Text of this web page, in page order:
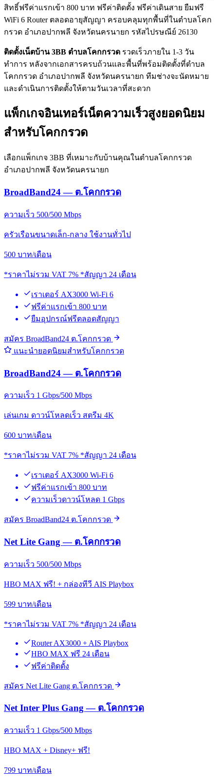
สิทธิ์ฟรีค่าแรกเข้า 800 บาท ฟรีค่าติดตั้ง ฟรีค่าเดินสาย ยืมฟรี
WiFi 6 Router ตลอดอายุสัญญา ครอบคลุมทุกพื้นที่ในตำบลโคก
กรวด อำเภอปากพลี จังหวัดนครนายก รหัสไปรษณีย์ 26130
ติดตั้งเน็ตบ้าน 3BB ตำบลโคกกรวด รวดเร็วภายใน 1-3 วัน
ทำการ หลังจากเอกสารครบถ้วนและพื้นที่พร้อมติดตั้งที่ตำบล
โคกกรวด อำเภอปากพลี จังหวัดนครนายก ทีมช่างจะนัดหมาย
และดำเนินการติดตั้งให้ตามวันเวลาที่สะดวก
แพ็กเกจอินเทอร์เน็ตความเร็วสูงยอดนิยม
สำหรับโคกกรวด
เลือกแพ็กเกจ 3BB ที่เหมาะกับบ้านคุณในตำบลโคกกรวด
อำเภอปากพลี จังหวัดนครนายก
BroadBand24 — ต.โคกกรวด
ความเร็ว 500/500 Mbps
ครัวเรือนขนาดเล็ก-กลาง ใช้งานทั่วไป
500 บาท/เดือน
*ราคาไม่รวม VAT 7% *สัญญา 24 เดือน
เราเตอร์ AX3000 Wi-Fi 6
ฟรีค่าแรกเข้า 800 บาท
ยืมอุปกรณ์ฟรีตลอดสัญญา
สมัคร BroadBand24 ต.โคกกรวด
แนะนำยอดนิยมสำหรับโคกกรวด
BroadBand24 — ต.โคกกรวด
ความเร็ว 1 Gbps/500 Mbps
เล่นเกม ดาวน์โหลดเร็ว สตรีม 4K
600 บาท/เดือน
*ราคาไม่รวม VAT 7% *สัญญา 24 เดือน
เราเตอร์ AX3000 Wi-Fi 6
ฟรีค่าแรกเข้า 800 บาท
ความเร็วดาวน์โหลด 1 Gbps
สมัคร BroadBand24 ต.โคกกรวด
Net Lite Gang — ต.โคกกรวด
ความเร็ว 500/500 Mbps
HBO MAX ฟรี! + กล่องทีวี AIS Playbox
599 บาท/เดือน
*ราคาไม่รวม VAT 7% *สัญญา 24 เดือน
Router AX3000 + AIS Playbox
HBO MAX ฟรี 24 เดือน
ฟรีค่าติดตั้ง
สมัคร Net Lite Gang ต.โคกกรวด
Net Inter Plus Gang — ต.โคกกรวด
ความเร็ว 1 Gbps/500 Mbps
HBO MAX + Disney+ ฟรี!
799 บาท/เดือน